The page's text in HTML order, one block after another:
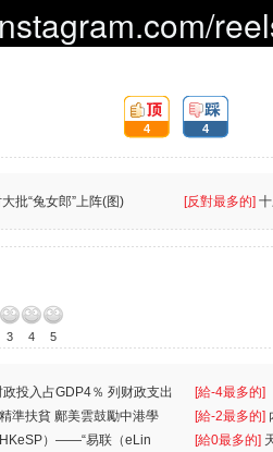
頂:
4
踩:
4
批“兔女郎”上阵(图) [反對最多的]
3 4 5
投入占GDP4％ 列财政支出
[給-4最多的]
一
準扶貧 鄺美雲鼓勵中港學
[給-2最多的]
人
）——“易联（eLin
[給0最多的]